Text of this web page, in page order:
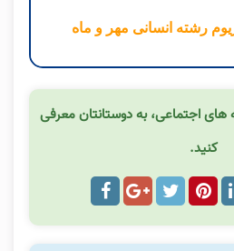
رشته انسانی مهر و ماه
های اجتماعی، به دوستانتان معرفی
کنید.